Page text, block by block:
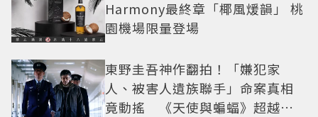
Harmony最終章「椰風煖韻」 桃
園機場限量登場
東野圭吾神作翻拍！「嫌犯家
人、被害人遺族聯手」命案真相
竟動搖 《天使與蝙蝠》超越懸